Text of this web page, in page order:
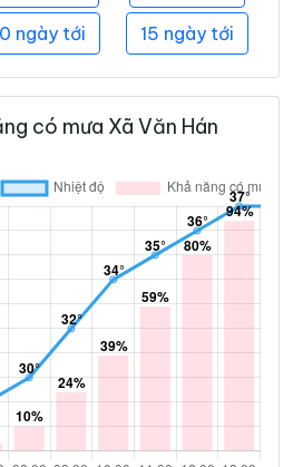
ngày tới 15 ngày tới
có mưa Xã Văn Hán